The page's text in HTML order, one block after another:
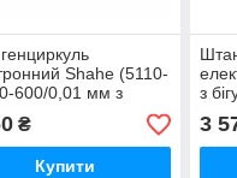
Shahe (5110-
600/0,01 мм з
IP54
₴
Купити
з
3